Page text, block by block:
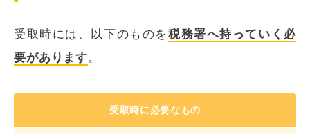
受取時には、以下のものを税務署へ持っていく必
要があります。
受取時に必要なもの